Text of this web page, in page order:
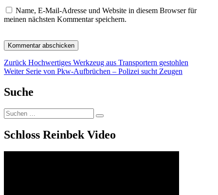
Name, E-Mail-Adresse und Website in diesem Browser für
meinen nächsten Kommentar speichern.
Beitragsnavigation
Zurück Vorheriger
Beitrag:
Hochwertiges Werkzeug aus Transportern gestohlen
Weiter Nächster
Serie von Pkw-Aufbrüchen – Polizei sucht Zeugen
Suche
Suchen
nach:
Suchen
Schloss Reinbek Video